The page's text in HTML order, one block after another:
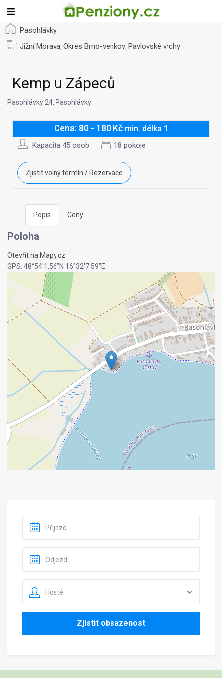
Pasohlávky
Jižní Morava, Okres Brno-venkov, Pavlovské vrchy
Kemp u Zápeců
Pasohlávky 24, Pasohlávky
Cena: 80 - 180 Kč min. délka 1
Kapacita 45 osob 18 pokoje
Zjistit volný termín / Rezervace
Popis Ceny
Poloha
Otevřít na Mapy.cz
GPS: 48°54'1.56”N 16°32'7.59”E
Hosté
Zjistit obsazenost